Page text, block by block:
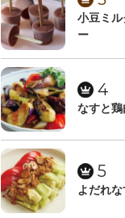
小豆ミ
ー
4
なすと
5
よだれな